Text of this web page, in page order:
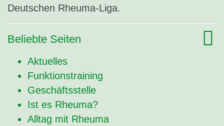
Deutschen Rheuma-Liga.
Beliebte Seiten
Aktuelles
Funktionstraining
Geschäftsstelle
Ist es Rheuma?
Alltag mit Rheuma